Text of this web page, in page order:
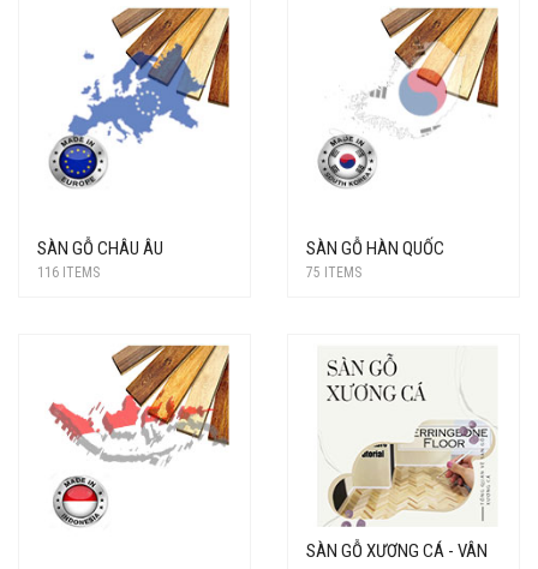
SÀN GỖ CHÂU ÂU
116 ITEMS
SÀN GỖ HÀN QUỐC
75 ITEMS
SÀN GỖ XƯƠNG CÁ - VÂN